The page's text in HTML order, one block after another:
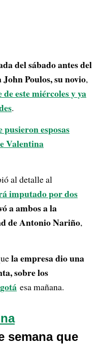
del sábado antes del
Poulos, su novio,
este miércoles y ya
.
pusieron esposas
Valentina
al detalle al
imputado por dos
a ambos a la
de Antonio Nariño,
la empresa dio una
sobre los
esa mañana.
semana que